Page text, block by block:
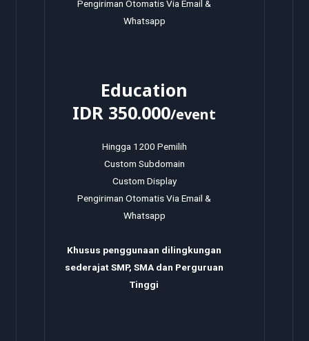
Pengiriman Otomatis Via Email &
Whatsapp
Education
IDR 350.000/event
Hingga 1200 Pemilih
Custom Subdomain
Custom Display
Pengiriman Otomatis Via Email &
Whatsapp
Khusus penggunaan dilingkungan
sederajat SMP, SMA dan Perguruan
Tinggi